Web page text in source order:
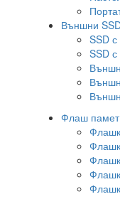
Външни
SSD
SSD
Флаш